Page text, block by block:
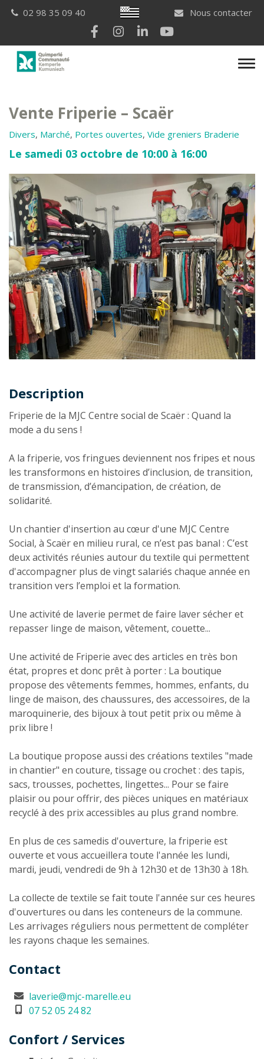
Breton
02 98 35 09 40
Nous contacter
Lien vers le compte Facebook
Lien vers le compte Instagram
Lien vers le compte
Vente Friperie – Scaër
Divers, Marché, Portes ouvertes, Vide greniers Braderie
Le samedi 03 octobre de 10:00 à 16:00
Description
Description
Friperie de la MJC Centre social de Scaër : Quand la
mode a du sens !
A la friperie, vos fringues deviennent nos fripes et nous
les transformons en histoires d’inclusion, de transition,
de transmission, d’émancipation, de création, de
solidarité.
Un chantier d'insertion au cœur d'une MJC Centre
Social, à Scaër en milieu rural, ce n’est pas banal : C’est
deux activités réunies autour du textile qui permettent
d'accompagner plus de vingt salariés chaque année en
transition vers l’emploi et la formation.
Une activité de laverie permet de faire laver sécher et
repasser linge de maison, vêtement, couette...
Une activité de Friperie avec des articles en très bon
état, propres et donc prêt à porter : La boutique
propose des vêtements femmes, hommes, enfants, du
linge de maison, des chaussures, des accessoires, de la
maroquinerie, des bijoux à tout petit prix ou même à
prix libre !
La boutique propose aussi des créations textiles "made
in chantier" en couture, tissage ou crochet : des tapis,
sacs, trousses, pochettes, lingettes... Pour se faire
plaisir ou pour offrir, des pièces uniques en matériaux
recyclé à des prix accessibles au plus grand nombre.
En plus de ces samedis d'ouverture, la friperie est
ouverte et vous accueillera toute l'année les lundi,
mardi, jeudi, vendredi de 9h à 12h30 et de 13h30 à 18h.
La collecte de textile se fait toute l'année sur ces heures
d'ouvertures ou dans les conteneurs de la commune.
Les arrivages réguliers nous permettent de compléter
les rayons chaque les semaines.
Contact
laverie@mjc-marelle.eu
07 52 05 24 82
Confort / Services